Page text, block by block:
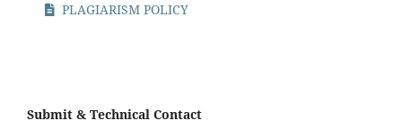
PLAGIARISM POLICY
Submit & Technical Contact